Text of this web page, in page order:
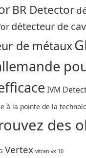
BR Detector
détecteur de
de métaux
IVM
à la pointe de la
des
Vertex vitran vx 10